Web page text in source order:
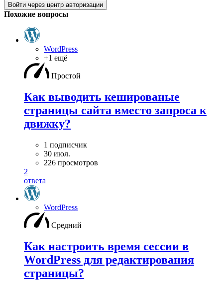
Войти через центр авторизации
Похожие вопросы
WordPress
+1 ещё
Простой
Как выводить кешированые
страницы сайта вместо запроса к
движку?
1 подписчик
30 июл.
226 просмотров
2
ответа
WordPress
Средний
Как настроить время сессии в
WordPress для редактирования
страницы?